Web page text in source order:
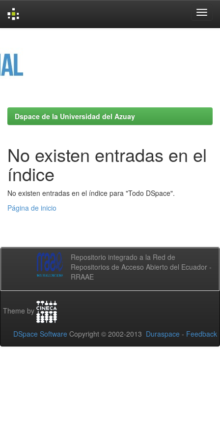
Dspace de la Universidad del Azuay
No existen entradas en el
índice
No existen entradas en el índice para "Todo DSpace".
Página de inicio
Repositorio integrado a la Red de
Repositorios de Acceso Abierto del Ecuador -
RRAAE
Theme by
DSpace Software Copyright © 2002-2013 Duraspace - Feedback